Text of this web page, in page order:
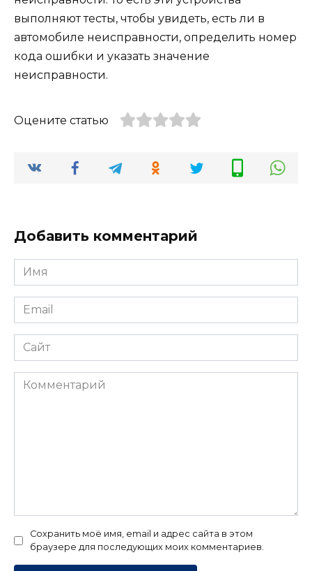
выполняют тесты, чтобы увидеть, есть ли в
автомобиле неисправности, определить номер
кода ошибки и указать значение
неисправности.
Оцените статью
Добавить комментарий
Имя
*
Email
*
Сайт
Комментарий
Сохранить моё имя, email и адрес сайта в этом
браузере для последующих моих комментариев.